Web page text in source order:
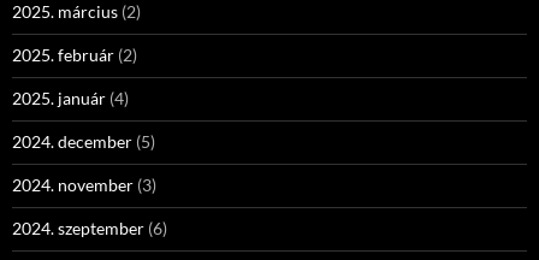
2025. március (2)
2025. február (2)
2025. január (4)
2024. december (5)
2024. november (3)
2024. szeptember (6)